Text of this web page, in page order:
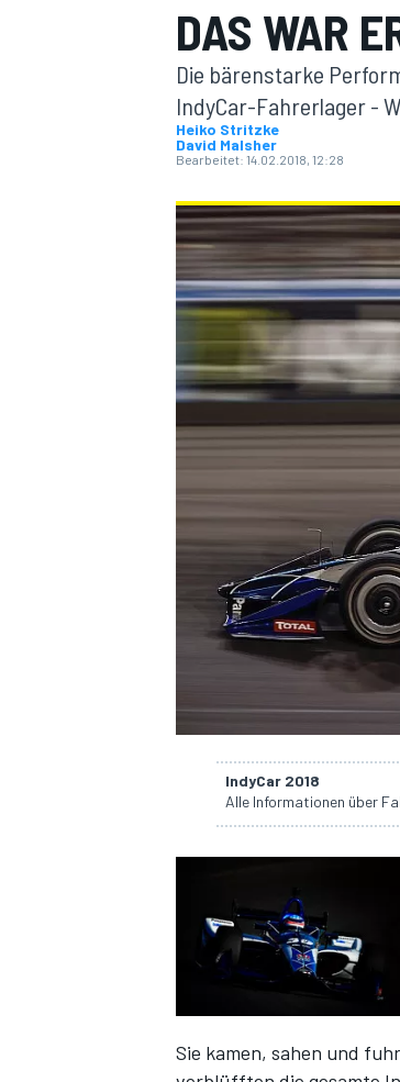
MOTOGP
DAS WAR
Die bärenstarke
IndyCar-Fahrerlager -
Heiko Stritzke
David Malsher
Bearbeitet: 14.02.2018, 12:28
IndyCar 2018
Alle Informationen über
Sie kamen, sahen und